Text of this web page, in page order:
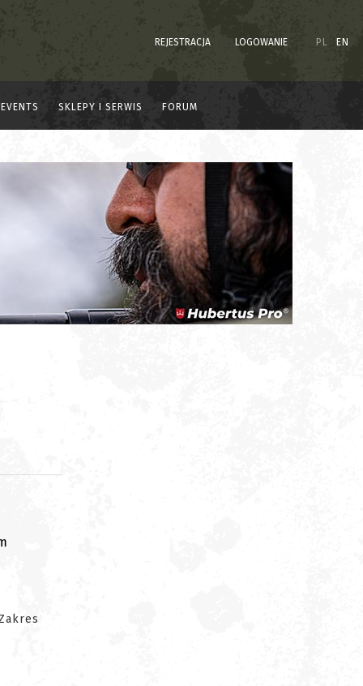
REJESTRACJA LOGOWANIE PL EN
EVENTS SKLEPY I SERWIS FORUM